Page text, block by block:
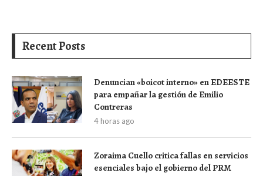
Recent Posts
Denuncian «boicot interno» en EDEESTE
para empañar la gestión de Emilio
Contreras
4 horas ago
Zoraima Cuello critica fallas en servicios
esenciales bajo el gobierno del PRM